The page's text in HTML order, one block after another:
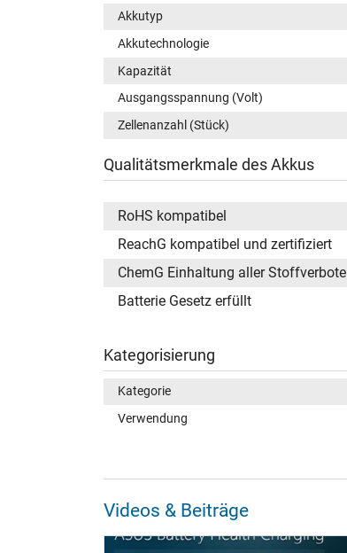
Akkutyp
Akkutechnologie
Kapazität
Ausgangsspannung (Volt)
Zellenanzahl (Stück)
Qualitätsmerkmale des Akkus
RoHS kompatibel
ReachG kompatibel und zertifiziert
ChemG Einhaltung aller Stoffverbote
Batterie Gesetz erfüllt
Kategorisierung
Kategorie
Verwendung
Videos & Beiträge